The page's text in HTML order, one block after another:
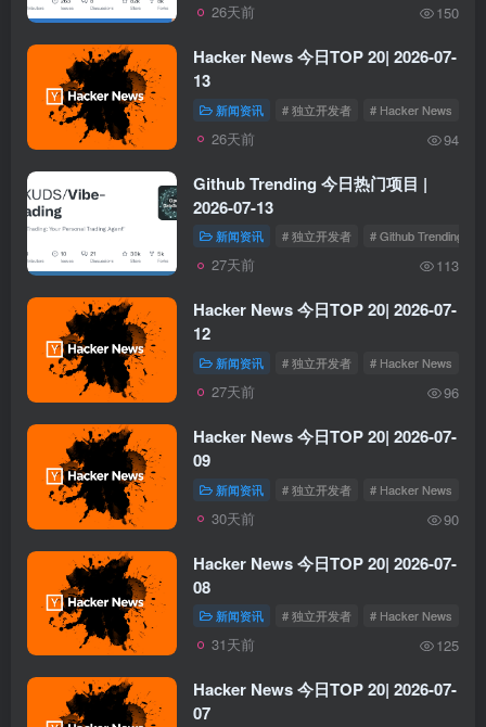
26天前 150
Hacker News 今日TOP 20| 2026-07-
13
新闻资讯 # 独立开发者 # Hacker News
26天前 94
Github Trending 今日热门项目 |
2026-07-13
新闻资讯 # 独立开发者 # Github Trending
27天前 113
Hacker News 今日TOP 20| 2026-07-
12
新闻资讯 # 独立开发者 # Hacker News
27天前 96
Hacker News 今日TOP 20| 2026-07-
09
新闻资讯 # 独立开发者 # Hacker News
30天前 90
Hacker News 今日TOP 20| 2026-07-
08
新闻资讯 # 独立开发者 # Hacker News
31天前 125
Hacker News 今日TOP 20| 2026-07-
07